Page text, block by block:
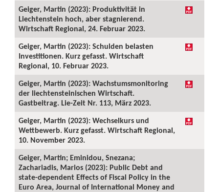
Geiger, Martin (2023): Produktivität in
Liechtenstein hoch, aber stagnierend.
Wirtschaft Regional, 24. Februar 2023.
Geiger, Martin (2023): Schulden belasten
Investitionen. Kurz gefasst. Wirtschaft
Regional, 10. Februar 2023.
Geiger, Martin (2023): Wachstumsmonitoring
der liechtensteinischen Wirtschaft.
Gastbeitrag. Lie-Zeit Nr. 113, März 2023.
Geiger, Martin (2023): Wechselkurs und
Wettbewerb. Kurz gefasst. Wirtschaft Regional,
10. November 2023.
Geiger, Martin; Eminidou, Snezana;
Zachariadis, Marios (2023): Public Debt and
state-dependent Effects of Fiscal Policy in the
Euro Area, Journal of International Money and